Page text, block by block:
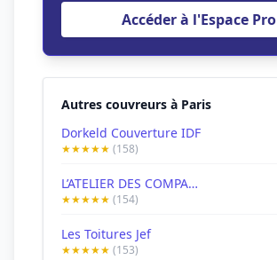
Accéder à l'Espace Pro
Autres couvreurs à Paris
Dorkeld Couverture IDF
★★★★★ (158)
L’ATELIER DES COMPAGNONS
★★★★★ (154)
Les Toitures Jef
★★★★★ (153)